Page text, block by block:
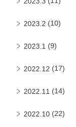
2023.2 (10)
2023.1 (9)
2022.12 (17)
2022.11 (14)
2022.10 (22)